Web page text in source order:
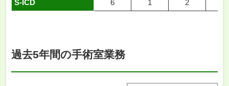
S-ICD
6 1 2
過去5年間の手術室業務